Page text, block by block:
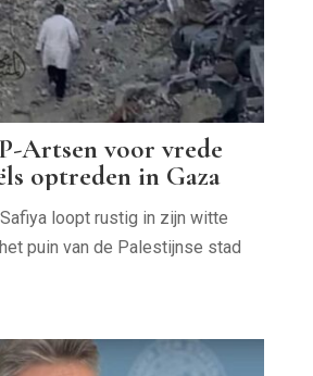
Artsen voor vrede
optreden in Gaza
Safiya loopt rustig in zijn witte
puin van de Palestijnse stad